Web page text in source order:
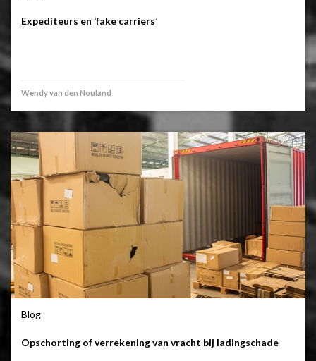
Expediteurs en ‘fake carriers’
Wendy van den Nouland
Blog
Opschorting of verrekening van vracht bij ladingschade